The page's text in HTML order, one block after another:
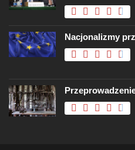
Nacjonalizmy